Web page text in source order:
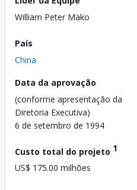
William Peter Mako
País
China
Data da aprovação
(conforme apresentação da
Diretoria Executiva)
6 de setembro de 1994
Custo total do projeto 1
US$ 175.00 milhões